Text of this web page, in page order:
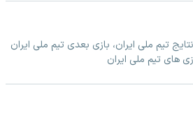
تیم ملی ایران، بازی بعدی تیم ملی ایران
های تیم ملی ایران